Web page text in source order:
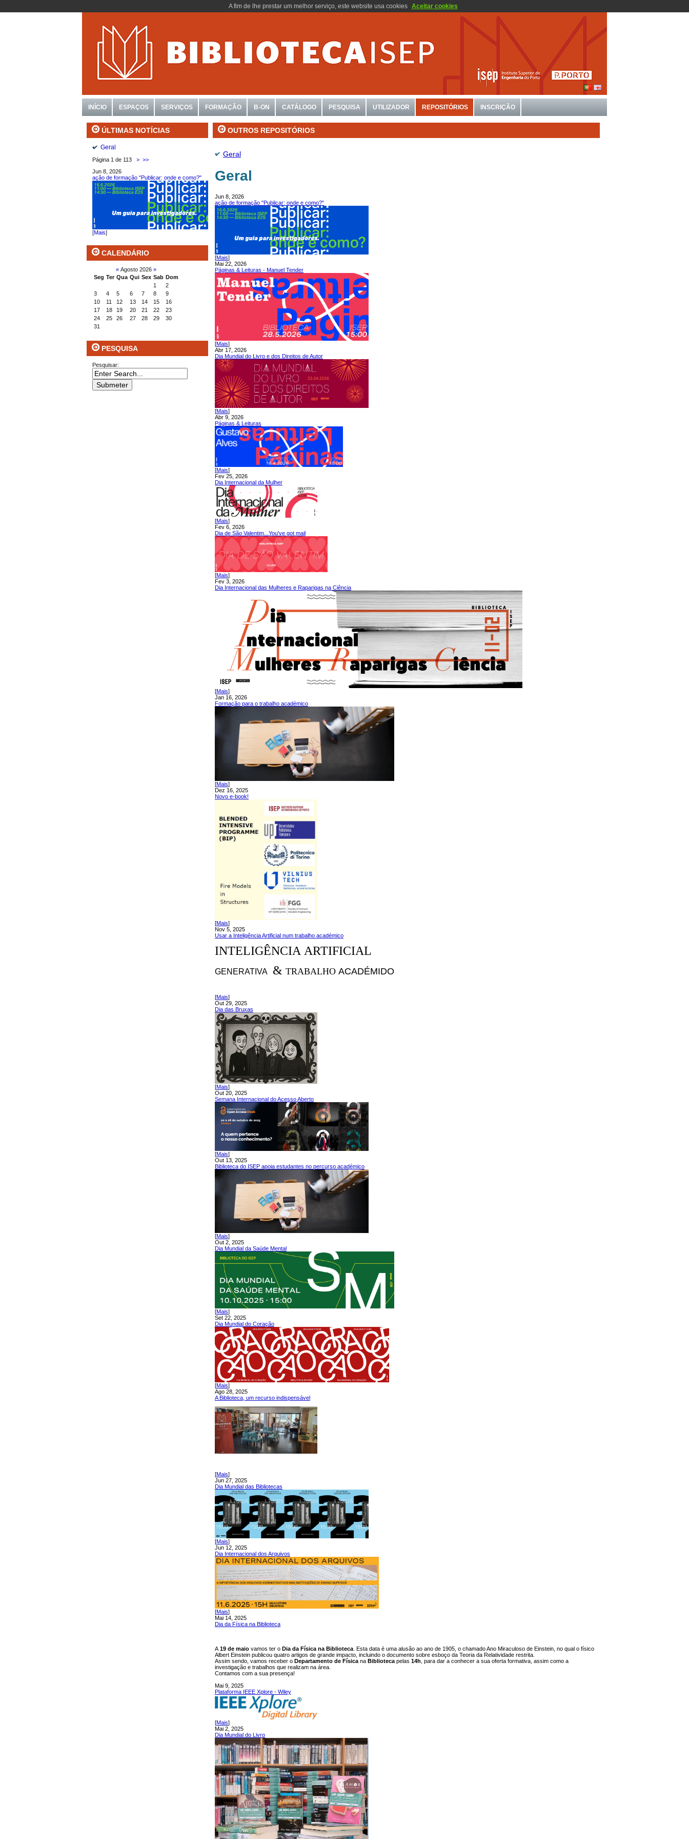
A fim de lhe prestar um melhor serviço, este website usa cookies Aceitar cookies
INÍCIO ESPAÇOS SERVIÇOS FORMAÇÃO B-ON CATÁLOGO PESQUISA UTILIZADOR REPOSITÓRIOS INSCRIÇÃO
ÚLTIMAS NOTÍCIAS
Geral
Página 1 de 113 > >>
Jun 8, 2026
ação de formação "Publicar: onde e como?"
[Mais]
CALENDÁRIO
« Agosto 2026 »
Seg Ter Qua Qui Sex Sab Dom
1
2
3
4 5 6 7 8
9
10
11 12 13 14 15
16
17
18 19 20 21 22
23
24
25 26 27 28 29
30
31
PESQUISA
Pesquisar:
OUTROS REPOSITÓRIOS
Geral
Geral
Jun 8, 2026
ação de formação "Publicar: onde e como?"
[Mais]
Mai 22, 2026
Páginas & Leituras - Manuel Tender
[Mais]
Abr 17, 2026
Dia Mundial do Livro e dos Direitos de Autor
[Mais]
Abr 9, 2026
Páginas & Leituras
[Mais]
Fev 25, 2026
Dia Internacional da Mulher
[Mais]
Fev 6, 2026
Dia de São Valentim...You've got mail
[Mais]
Fev 3, 2026
Dia Internacional das Mulheres e Raparigas na Ciência
[Mais]
Jan 16, 2026
Formação para o trabalho académico
[Mais]
Dez 16, 2025
Novo e-book!
[Mais]
Nov 5, 2025
Usar a Inteligência Artificial num trabalho académico
INTELIGÊNCIA ARTIFICIAL
GENERATIVA & TRABALHO ACADÉMIDO
[Mais]
Out 29, 2025
Dia das Bruxas
[Mais]
Out 20, 2025
Semana Internacional do Acesso Aberto
[Mais]
Out 13, 2025
Biblioteca do ISEP apoia estudantes no percurso académico
[Mais]
Out 2, 2025
Dia Mundial da Saúde Mental
[Mais]
Set 22, 2025
Dia Mundial do Coração
[Mais]
Ago 28, 2025
A Biblioteca, um recurso indispensável
[Mais]
Jun 27, 2025
Dia Mundial das Bibliotecas
[Mais]
Jun 12, 2025
Dia Internacional dos Arquivos
[Mais]
Mai 14, 2025
Dia da Física na Biblioteca
A 19 de maio vamos ter o Dia da Física na Biblioteca . Esta data é uma alusão ao ano de 1905, o chamado Ano Miraculoso de Einstein, no qual o físico
Albert Einstein publicou quatro artigos de grande impacto, incluindo o documento sobre esboço da Teoria da Relatividade restrita.
Assim sendo, vamos receber o Departamento de Física na Biblioteca pelas 14h , para dar a conhecer a sua oferta formativa, assim como a
investigação e trabalhos que realizam na área.
Contamos com a sua presença!
Mai 9, 2025
Plataforma IEEE Xplore - Wiley
[Mais]
Mai 2, 2025
Dia Mundial do Livro